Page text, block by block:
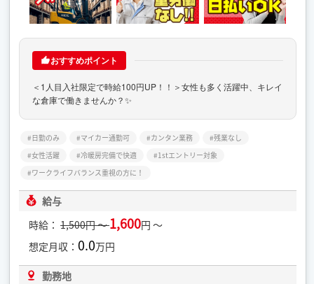
おすすめポイント
＜1人目入社限定で時給100円UP！！＞女性も多く活躍中、キレイ
な倉庫で働きませんか？✨
日勤のみ マイカー通勤可 カンタン業務
残業なし
女性活躍
冷暖房完備で快適
1stエントリー対象
ワークライフバランス重視の方に！
給与
時給：1,500円 ～1,600円 ～
想定月収： 0.0万円
勤務地